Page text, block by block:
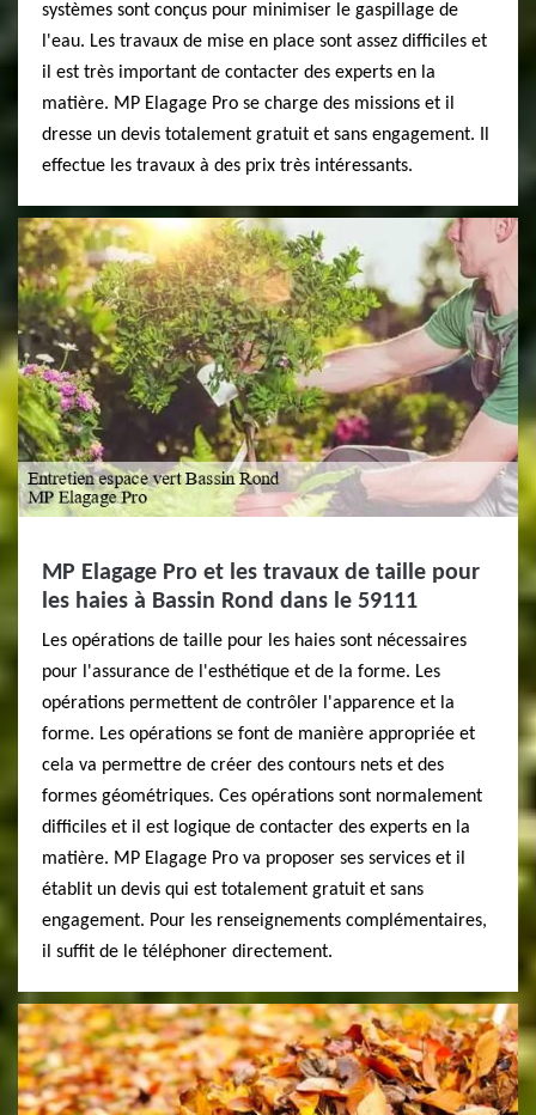
systèmes sont conçus pour minimiser le gaspillage de
l'eau. Les travaux de mise en place sont assez difficiles et
il est très important de contacter des experts en la
matière. MP Elagage Pro se charge des missions et il
dresse un devis totalement gratuit et sans engagement. Il
effectue les travaux à des prix très intéressants.
MP Elagage Pro et les travaux de taille pour
les haies à Bassin Rond dans le 59111
Les opérations de taille pour les haies sont nécessaires
pour l'assurance de l'esthétique et de la forme. Les
opérations permettent de contrôler l'apparence et la
forme. Les opérations se font de manière appropriée et
cela va permettre de créer des contours nets et des
formes géométriques. Ces opérations sont normalement
difficiles et il est logique de contacter des experts en la
matière. MP Elagage Pro va proposer ses services et il
établit un devis qui est totalement gratuit et sans
engagement. Pour les renseignements complémentaires,
il suffit de le téléphoner directement.